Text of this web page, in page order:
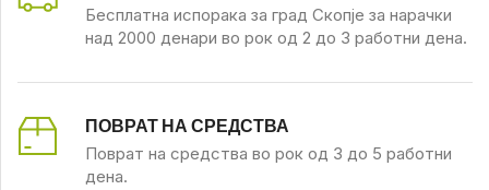
Бесплатна испорака за град Скопје за нарачки
над 2000 денари во рок од 2 до 3 работни дена.
ПОВРАТ НА СРЕДСТВА
Поврат на средства во рок од 3 до 5 работни
дена.